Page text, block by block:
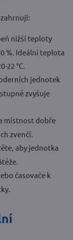
nižší teploty
%. Ideální teplota
22 °C.
jednotek
zvyšuje
místnost dobře
zvenčí.
aby jednotka
časovače k